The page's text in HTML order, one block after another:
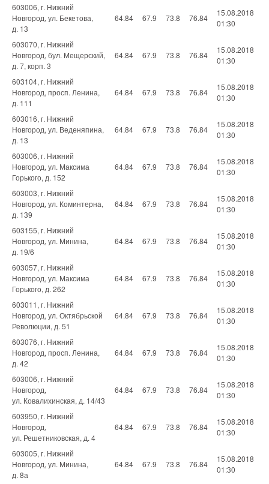
603006, г. Нижний
Новгород, ул. Бекетова,
д. 13
64.84 67.9 73.8 76.84
15.08.2018
01:30
603070, г. Нижний
Новгород, бул. Мещерский,
д. 7, корп. 3
64.84 67.9 73.8 76.84
15.08.2018
01:30
603104, г. Нижний
Новгород, просп. Ленина,
д. 111
64.84 67.9 73.8 76.84
15.08.2018
01:30
603016, г. Нижний
Новгород, ул. Веденяпина,
д. 13
64.84 67.9 73.8 76.84
15.08.2018
01:30
603006, г. Нижний
Новгород, ул. Максима
Горького, д. 152
64.84 67.9 73.8 76.84
15.08.2018
01:30
603003, г. Нижний
Новгород, ул. Коминтерна,
д. 139
64.84 67.9 73.8 76.84
15.08.2018
01:30
603155, г. Нижний
Новгород, ул. Минина,
д. 19/6
64.84 67.9 73.8 76.84
15.08.2018
01:30
603057, г. Нижний
Новгород, ул. Максима
Горького, д. 262
64.84 67.9 73.8 76.84
15.08.2018
01:30
603011, г. Нижний
Новгород, ул. Октябрьской
Революции, д. 51
64.84 67.9 73.8 76.84
15.08.2018
01:30
603076, г. Нижний
Новгород, просп. Ленина,
д. 42
64.84 67.9 73.8 76.84
15.08.2018
01:30
603006, г. Нижний
Новгород,
ул. Ковалихинская, д. 14/43
64.84 67.9 73.8 76.84
15.08.2018
01:30
603950, г. Нижний
Новгород,
ул. Решетниковская, д. 4
64.84 67.9 73.8 76.84
15.08.2018
01:30
603005, г. Нижний
Новгород, ул. Минина,
д. 8а
64.84 67.9 73.8 76.84
15.08.2018
01:30